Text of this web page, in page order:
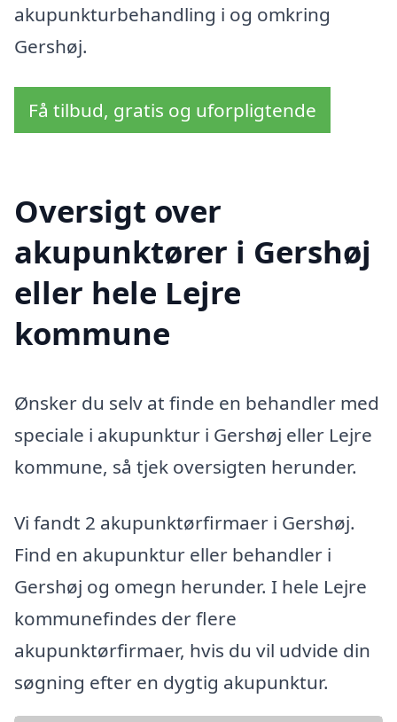
akupunkturbehandling i og omkring
Gershøj.
Få tilbud, gratis og uforpligtende
Oversigt over
akupunktører i Gershøj
eller hele Lejre
kommune
Ønsker du selv at finde en behandler med
speciale i akupunktur i Gershøj eller Lejre
kommune, så tjek oversigten herunder.
Vi fandt 2 akupunktørfirmaer i Gershøj.
Find en akupunktur eller behandler i
Gershøj og omegn herunder. I hele Lejre
kommunefindes der flere
akupunktørfirmaer, hvis du vil udvide din
søgning efter en dygtig akupunktur.